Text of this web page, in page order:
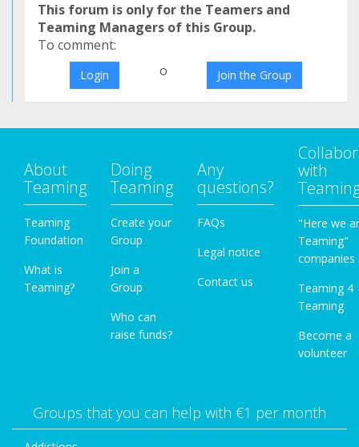
This forum is only for the Teamers and
Teaming Managers of this Group.
To comment:
Login o Join the Group
About
Teaming
Teaming
Foundation
What is
Teaming?
Doing
Teaming
Create your
Group
Join a
Group
Who can
raise funds?
Any
questions?
FAQs
Legal notice
Contact us
with
"Here we
Teaming"
companies
Teaming 4
Teaming
Become a
volunteer
Groups that you can help with €1 per month